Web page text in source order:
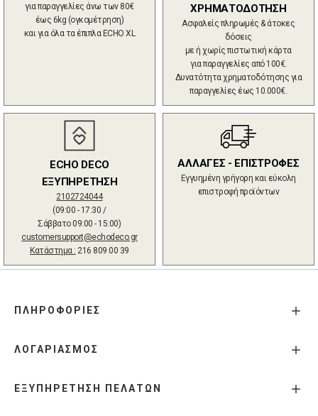
για παραγγελίες άνω των 80€
έως 6kg (ογκομέτρηση)
και για όλα τα έπιπλα ECHO XL
ΧΡΗΜΑΤΟΔΟΤΗΣΗ
Ασφαλείς πληρωμές & άτοκες
δόσεις
με ή χωρίς πιστωτική κάρτα
για παραγγελίες από 100€.
Δυνατότητα χρηματοδότησης για
παραγγελίες έως 10.000€.
ECHO DECO
ΕΞΥΠΗΡΕΤΗΣΗ
2102724044
(09:00 - 17:30 /
Σάββατο 09:00 - 15:00)
customersupport@echodeco.gr
Κατάστημα : 216 809 00 39
ΑΛΛΑΓΕΣ - ΕΠΙΣΤΡΟΦΕΣ
Εγγυημένη γρήγορη και εύκολη
επιστροφή προϊόντων
ΠΛΗΡΟΦΟΡΙΕΣ
ΛΟΓΑΡΙΑΣΜΟΣ
ΕΞΥΠΗΡΕΤΗΣΗ ΠΕΛΑΤΩΝ